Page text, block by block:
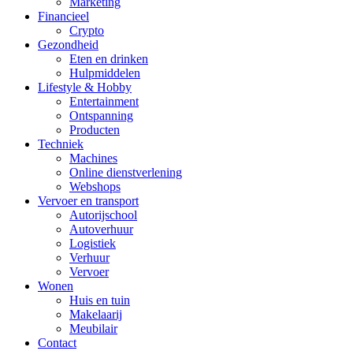
Financieel
Crypto
Gezondheid
Eten en drinken
Hulpmiddelen
Lifestyle & Hobby
Entertainment
Ontspanning
Producten
Techniek
Machines
Online dienstverlening
Webshops
Vervoer en transport
Autorijschool
Autoverhuur
Logistiek
Verhuur
Vervoer
Wonen
Huis en tuin
Makelaarij
Meubilair
Contact